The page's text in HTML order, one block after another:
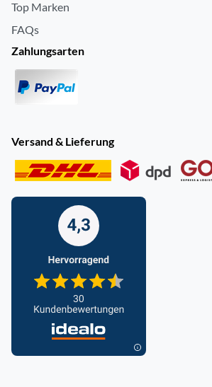
Top Marken
FAQs
Zahlungsarten
Versand & Lieferung